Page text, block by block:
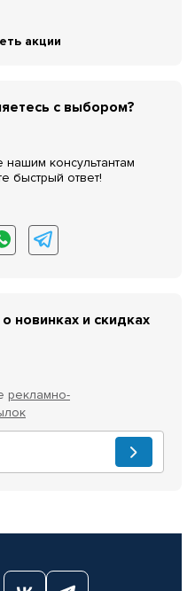
акции
с выбором?
нашим консультантам
быстрый ответ!
новинках и скидках
рекламно-